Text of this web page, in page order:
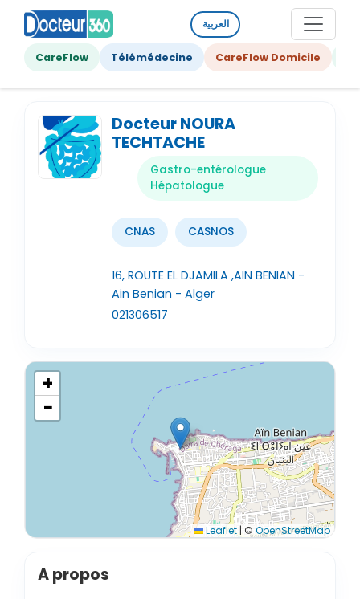
العربية
CareFlow Télémédecine CareFlow Domicile
Docteur NOURA
TECHTACHE
Gastro-entérologue
Hépatologue
CNAS CASNOS
16, ROUTE EL DJAMILA ,AIN BENIAN -
Ain Benian - Alger
021306517
+
−
Leaflet|© OpenStreetMap
A propos